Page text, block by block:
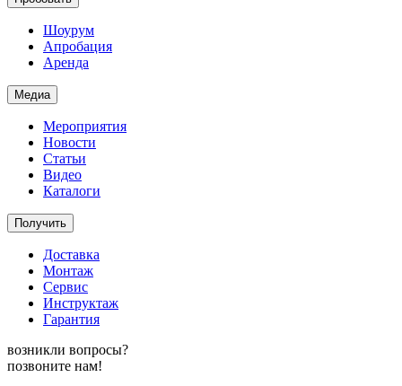
Шоурум
Апробация
Аренда
Медиа
Мероприятия
Новости
Статьи
Видео
Каталоги
Получить
Доставка
Монтаж
Сервис
Инструктаж
Гарантия
возникли вопросы?
позвоните нам!